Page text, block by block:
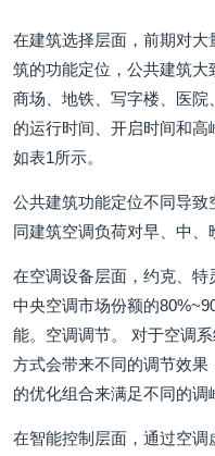
在建筑选择层面，前期对
筑的功能定位，公共建筑
商场、地铁、写字楼、医
的运行时间、开启时间和
如表1所示。
公共建筑功能定位不同导
同建筑空调负荷对早、中、
在空调设备层面，约克、
中央空调市场份额的
能。空调调节。 对于空调
方式会带来不同的调节效
的优化组合来满足不同的调
在智能控制层面，通过空